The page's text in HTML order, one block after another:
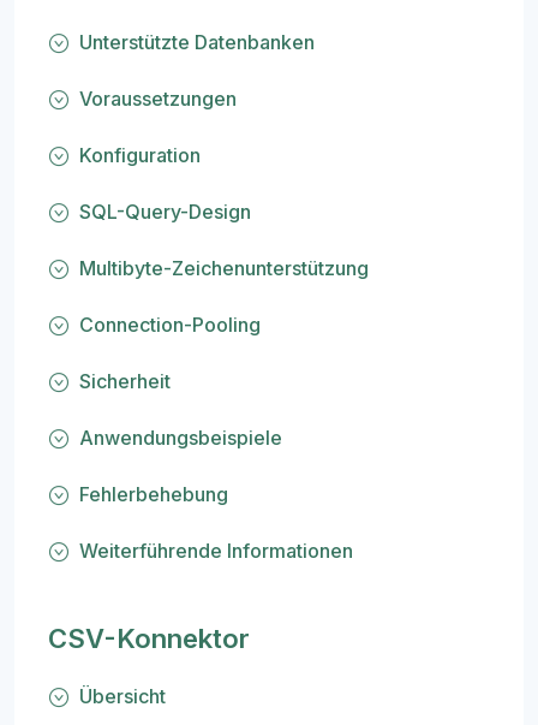
Unterstützte Datenbanken
Voraussetzungen
Konfiguration
SQL-Query-Design
Multibyte-Zeichenunterstützung
Connection-Pooling
Sicherheit
Anwendungsbeispiele
Fehlerbehebung
Weiterführende Informationen
CSV-Konnektor
Übersicht